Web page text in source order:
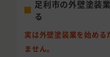
足利市の外壁塗装
る
実は外壁塗装業を始める
ません。